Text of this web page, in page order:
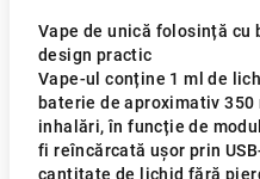
Vape de unică folosință cu
design practic
Vape-ul conține 1 ml de
baterie de aproximativ 350
inhalări, în funcție de
fi reîncărcată ușor prin
cantitate de lichid fără